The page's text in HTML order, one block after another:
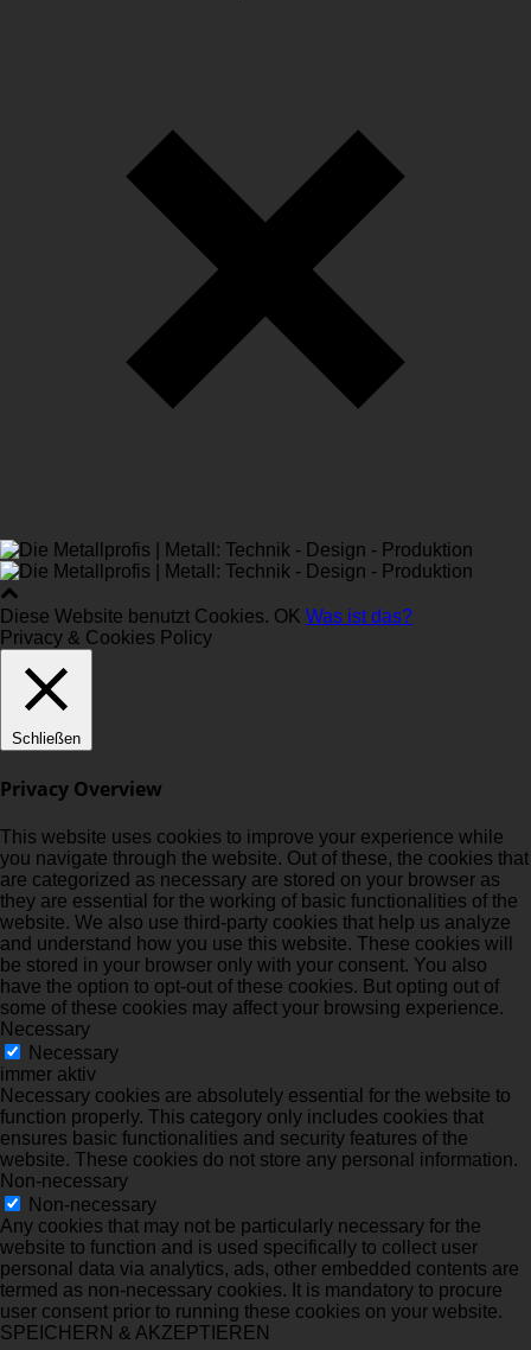
Diese Website benutzt Cookies. OK Was ist das?
Privacy & Cookies Policy
Schließen
Privacy Overview
This website uses cookies to improve your experience while
you navigate through the website. Out of these, the cookies that
are categorized as necessary are stored on your browser as
they are essential for the working of basic functionalities of the
website. We also use third-party cookies that help us analyze
and understand how you use this website. These cookies will
be stored in your browser only with your consent. You also
have the option to opt-out of these cookies. But opting out of
some of these cookies may affect your browsing experience.
Necessary
Necessary
immer aktiv
Necessary cookies are absolutely essential for the website to
function properly. This category only includes cookies that
ensures basic functionalities and security features of the
website. These cookies do not store any personal information.
Non-necessary
Non-necessary
Any cookies that may not be particularly necessary for the
website to function and is used specifically to collect user
personal data via analytics, ads, other embedded contents are
termed as non-necessary cookies. It is mandatory to procure
user consent prior to running these cookies on your website.
SPEICHERN & AKZEPTIEREN